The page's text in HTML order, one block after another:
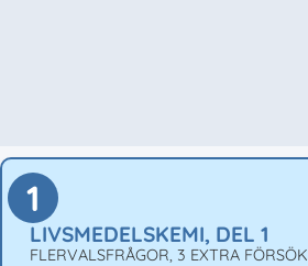
1
LIVSMEDELSKEMI, DEL 1
FLERVALSFRÅGOR, 3 EXTRA FÖRSÖK